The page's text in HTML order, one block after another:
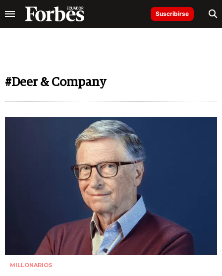
Suscribirse
#Deer & Company
MILLONARIOS